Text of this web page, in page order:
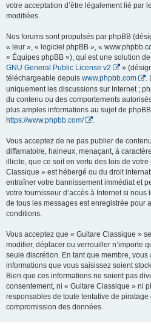
votre acceptation d’être légalement lié par
modifiées.
Nos forums sont propulsés par phpBB
« leur », « logiciel phpBB », «
« Équipes phpBB »), qui est une solution
GNU General Public License v2
»
téléchargeable depuis www.phpbb.com
.
uniquement les discussions sur Internet ;
du contenu ou des comportements
plus amples informations au sujet de
https://www.phpbb.com/
Vous acceptez de ne pas publier de
diffamatoire, haineux, menaçant, à
illicite, que ce soit en vertu des lois de
Classique » est hébergé ou du droit
entraîner votre bannissement immédiat et
votre fournisseur d’accès à Internet si nous
de tous les messages est enregistrée pour
conditions.
Vous acceptez que « Guitare Classique »
modifier, déplacer ou verrouiller n’importe
seule discrétion. En tant que membre, vous
informations que vous saisissez soient
Bien que ces informations ne soient pas
consentement, ni « Guitare Classique » ni
responsables de toute tentative de
compromission des données.